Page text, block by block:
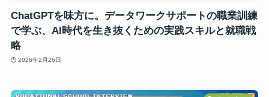
ChatGPTを味方に。データワークサポートの職業訓練
で学ぶ、AI時代を生き抜くための実践スキルと就職戦
略
2026年2月26日